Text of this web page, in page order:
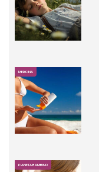
MEDICINA
PIANETA BAMBINO